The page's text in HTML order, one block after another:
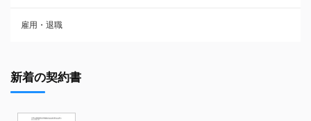
雇用・退職
新着の契約書